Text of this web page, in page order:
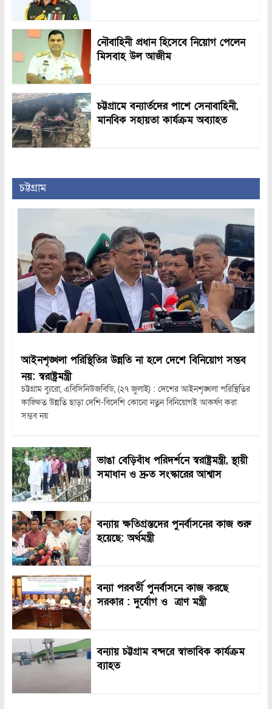
নৌবাহিনী প্রধান হিসেবে নিয়োগ পেলেন
মিসবাহ উল আজীম
চট্টগ্রামে বন্যার্তদের পাশে সেনাবাহিনী,
মানবিক সহায়তা কার্যক্রম অব্যাহত
চট্টগ্রাম
আইনশৃঙ্খলা পরিস্থিতির উন্নতি না হলে দেশে বিনিয়োগ সম্ভব
নয়: স্বরাষ্ট্রমন্ত্রী
চট্টগ্রাম ব্যুরো, এবিসিনিউজবিডি, (২৭ জুলাই) : দেশের আইনশৃঙ্খলা পরিস্থিতির
কাঙ্ক্ষিত উন্নতি ছাড়া দেশি-বিদেশি কোনো নতুন বিনিয়োগই আকর্ষণ করা
সম্ভব নয়
ভাঙা বেড়িবাঁধ পরিদর্শনে স্বরাষ্ট্রমন্ত্রী, স্থায়ী
সমাধান ও দ্রুত সংস্কারের আশ্বাস
বন্যায় ক্ষতিগ্রস্তদের পুনর্বাসনের কাজ শুরু
হয়েছে: অর্থমন্ত্রী
বন্যা পরবর্তী পুনর্বাসনে কাজ করছে
সরকার : দুর্যোগ ও ত্রাণ মন্ত্রী
বন্যায় চট্টগ্রাম বন্দরে স্বাভাবিক কার্যক্রম
ব্যাহত